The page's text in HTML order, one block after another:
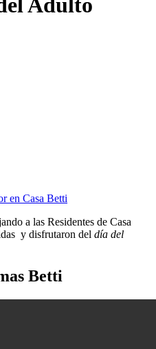
Adulto
a las Residentes de Casa
y disfrutaron del día del
Betti